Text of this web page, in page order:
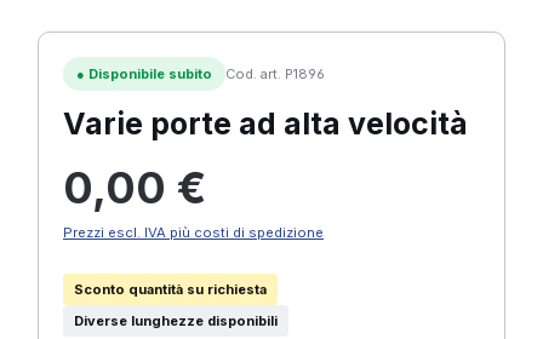
● Disponibile subito Cod. art. P1896
Varie porte ad alta velocità
0,00 €
Prezzi escl. IVA più costi di spedizione
Sconto quantità su richiesta
Diverse lunghezze disponibili